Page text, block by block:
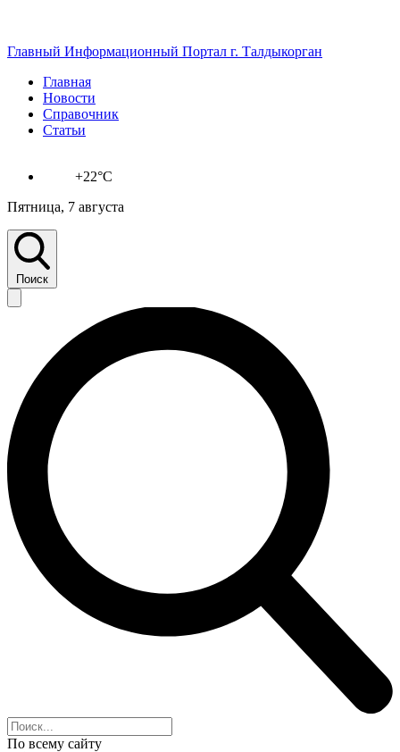
Главный Информационный Портал г. Талдыкорган
Главная
Новости
Справочник
Статьи
+22°C
Пятница, 7 августа
Поиск
По всему сайту